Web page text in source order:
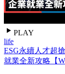
PLAY
life
ESG永續人才超
就業全新攻略【